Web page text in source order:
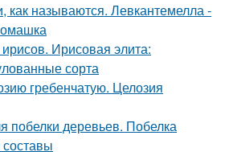
называются. Левкантемелла -
Ирисовая элита:
сорта
гребенчатую. Целозия
побелки деревьев. Побелка